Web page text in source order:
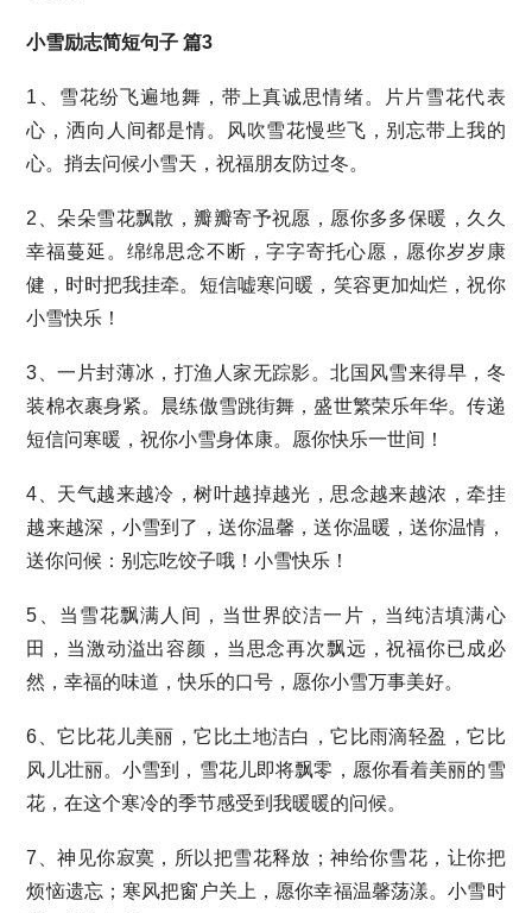
小雪励志简短句子 篇3
1、雪花纷飞遍地舞，带上真诚思情绪。片片雪花代表
心，洒向人间都是情。风吹雪花慢些飞，别忘带上我的
心。捎去问候小雪天，祝福朋友防过冬。
2、朵朵雪花飘散，瓣瓣寄予祝愿，愿你多多保暖，久久
幸福蔓延。绵绵思念不断，字字寄托心愿，愿你岁岁康
健，时时把我挂牵。短信嘘寒问暖，笑容更加灿烂，祝你
小雪快乐！
3、一片封薄冰，打渔人家无踪影。北国风雪来得早，冬
装棉衣裹身紧。晨练傲雪跳街舞，盛世繁荣乐年华。传递
短信问寒暖，祝你小雪身体康。愿你快乐一世间！
4、天气越来越冷，树叶越掉越光，思念越来越浓，牵挂
越来越深，小雪到了，送你温馨，送你温暖，送你温情，
送你问候：别忘吃饺子哦！小雪快乐！
5、当雪花飘满人间，当世界皎洁一片，当纯洁填满心
田，当激动溢出容颜，当思念再次飘远，祝福你已成必
然，幸福的味道，快乐的口号，愿你小雪万事美好。
6、它比花儿美丽，它比土地洁白，它比雨滴轻盈，它比
风儿壮丽。小雪到，雪花儿即将飘零，愿你看着美丽的雪
花，在这个寒冷的季节感受到我暖暖的问候。
7、神见你寂寞，所以把雪花释放；神给你雪花，让你把
烦恼遗忘；寒风把窗户关上，愿你幸福温馨荡漾。小雪时